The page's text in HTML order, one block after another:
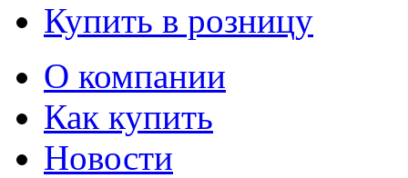
Купить в розницу
О компании
Как купить
Новости